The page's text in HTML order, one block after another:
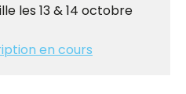
les 13 & 14 octobre
en cours